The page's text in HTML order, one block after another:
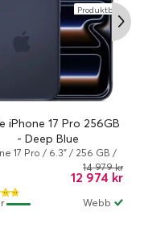
iPhone 17 Pro 256GB
- Deep Blue
17 Pro / 6.3" / 256 GB /
SIM / iOS 26 / Deep blue
Produktblad
12 974 kr
14 979 kr
Webb